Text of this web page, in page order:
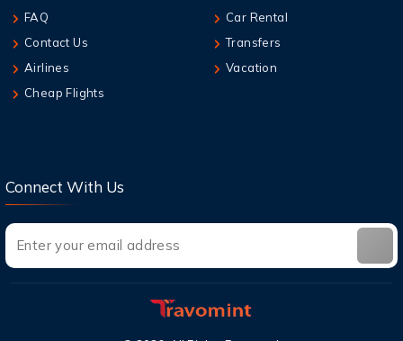
FAQ
Contact Us
Airlines
Cheap Flights
Car Rental
Transfers
Vacation
Connect With Us